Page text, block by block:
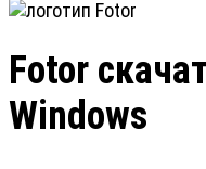
Fotor
Windows